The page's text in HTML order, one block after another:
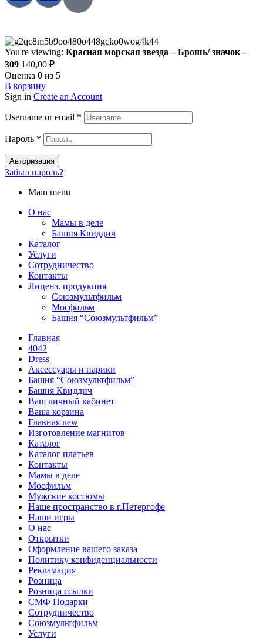
You're viewing: Красная морская звезда – Брошь/ значок –
309 140,00 ₽
Оценка 0 из 5
В корзину
Sign in Create an Account
Username or email *
Пароль *
Авторизация
Забыл пароль?
Main menu
О нас
Мамы в деле
Башня Квиддич
Каталог
Услуги
Сотрудничество
Контакты
Лиценз. продукция
Союзмультфильм
Мосфильм
Башня “Союзмультфильм”
Главная
4042
Dress
Аксессуары и парики
Башня “Союзмультфильм”
Башня Квиддич
Ваш личный кабинет
Ваша корзина
Главная new
Изготовление магнитов
Каталог
Каталог платьев
Контакты
Мамы в деле
Мосфильм
Мужские костюмы
Наше пространство в г.Петергофе
Наши игры
О нас
Открытки
Оформление вашего заказа
Политику конфиденциальности
Рекламация
Розница
Розница ссылки
СМФ Подарки
Сотрудничество
Союзмультфильм
Услуги